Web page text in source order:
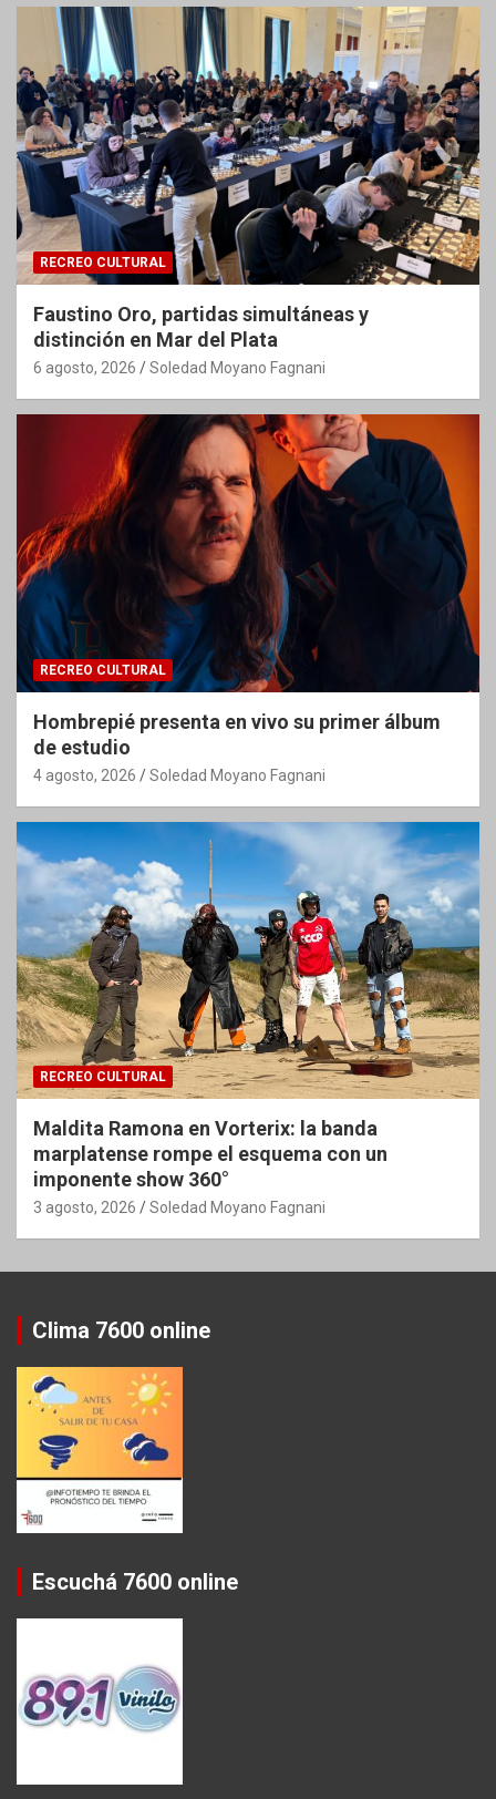
RECREO CULTURAL
Faustino Oro, partidas simultáneas y
distinción en Mar del Plata
6 agosto, 2026 Soledad Moyano Fagnani
RECREO CULTURAL
Hombrepié presenta en vivo su primer álbum
de estudio
4 agosto, 2026 Soledad Moyano Fagnani
RECREO CULTURAL
Maldita Ramona en Vorterix: la banda
marplatense rompe el esquema con un
imponente show 360°
3 agosto, 2026 Soledad Moyano Fagnani
Clima 7600 online
Escuchá 7600 online